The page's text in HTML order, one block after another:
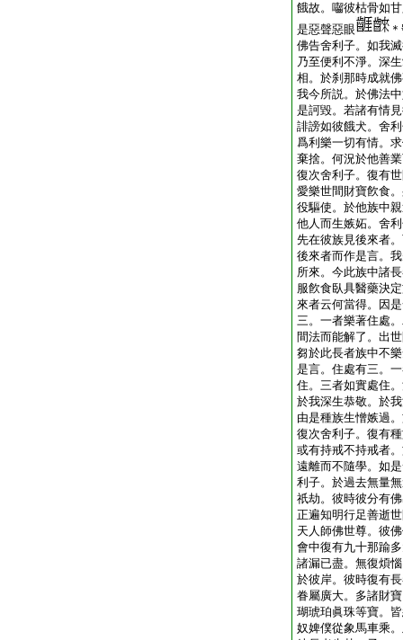
餓故。囓彼枯骨如
是惡聲惡眼
佛告舍利子。如我
乃至便利不淨。深
相。於刹那時成就
我今所説。於佛法
是訶毀。若諸有情
誹謗如彼餓犬。舍
爲利樂一切有情。
棄捨。何況於他善
復次舍利子。復有
愛樂世間財寶飮食
役驅使。於他族中
他人而生嫉妬。舍
先在彼族見後來者
後來者而作是言。
所來。今此族中諸
服飮食臥具醫藥決
來者云何當得。因
三。一者樂著住處
間法而能解了。出
芻於此長者族中不
是言。住處有三。
住。三者如實處住
於我深生恭敬。於
由是種族生憎嫉過
復次舍利子。復有
或有持戒不持戒者
遠離而不隨學。如
利子。於過去無量
祇劫。彼時彼分有
正遍知明行足善逝
天人師佛世尊。彼
會中復有九十那踰
諸漏已盡。無復煩
於彼岸。彼時復有
眷屬廣大。多諸財
瑚琥珀眞珠等寶。
奴婢僕從象馬車乘